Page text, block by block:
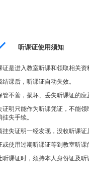
听课证使用须知
证是进入教室听课和领取相关
结课后，听课证自动失效。
管不善，损坏、丢失听课证的
证明只能作为听课凭证，不能
失手续。
挂失证明一经发现，没收听课
或使用过期听课证等到教室听
听课证时，须持本人身份证及